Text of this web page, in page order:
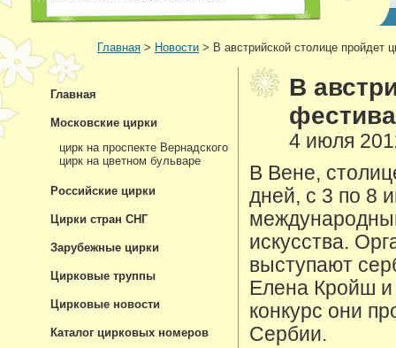
Главная > Новости > В австрийской столице пройдет
В
4 июля
В Вене,
дней, с 3 по 8
искусства.
выступают
Елена Кройш
конкурс они
Сербии.
Главная
Московские цирки
цирк на проспекте Вернадского
цирк на цветном бульваре
Российские цирки
Цирки стран СНГ
Зарубежные цирки
Цирковые труппы
Цирковые новости
Каталог цирковых номеров